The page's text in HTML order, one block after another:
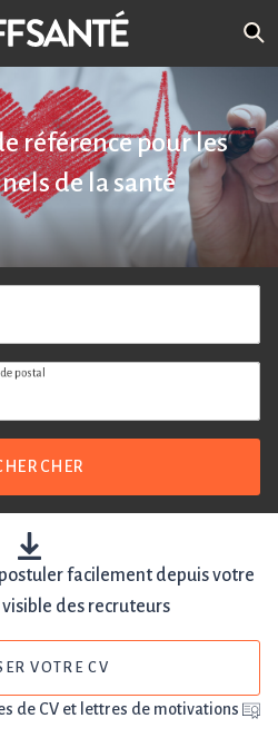
référence pour les
de la santé
postal
facilement depuis votre
des recruteurs
VOTRE CV
de CV et lettres de motivations